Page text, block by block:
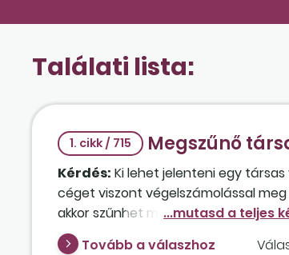
Találati lista:
1. cikk / 715 Megszűnő
Kérdés: Ki lehet jelenteni egy
céget viszont végelszámolással
akkor szűnhet meg, ha nincsenek
Tovább a válaszhoz